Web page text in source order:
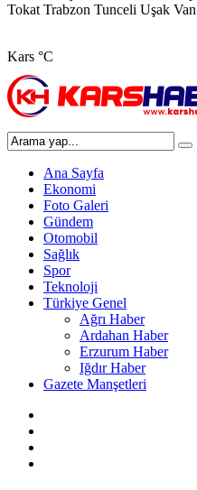
Tokat Trabzon Tunceli Uşak Van
Kars °C
Ana Sayfa
Ekonomi
Foto Galeri
Gündem
Otomobil
Sağlık
Spor
Teknoloji
Türkiye Genel
Ağrı Haber
Ardahan Haber
Erzurum Haber
Iğdır Haber
Gazete Manşetleri